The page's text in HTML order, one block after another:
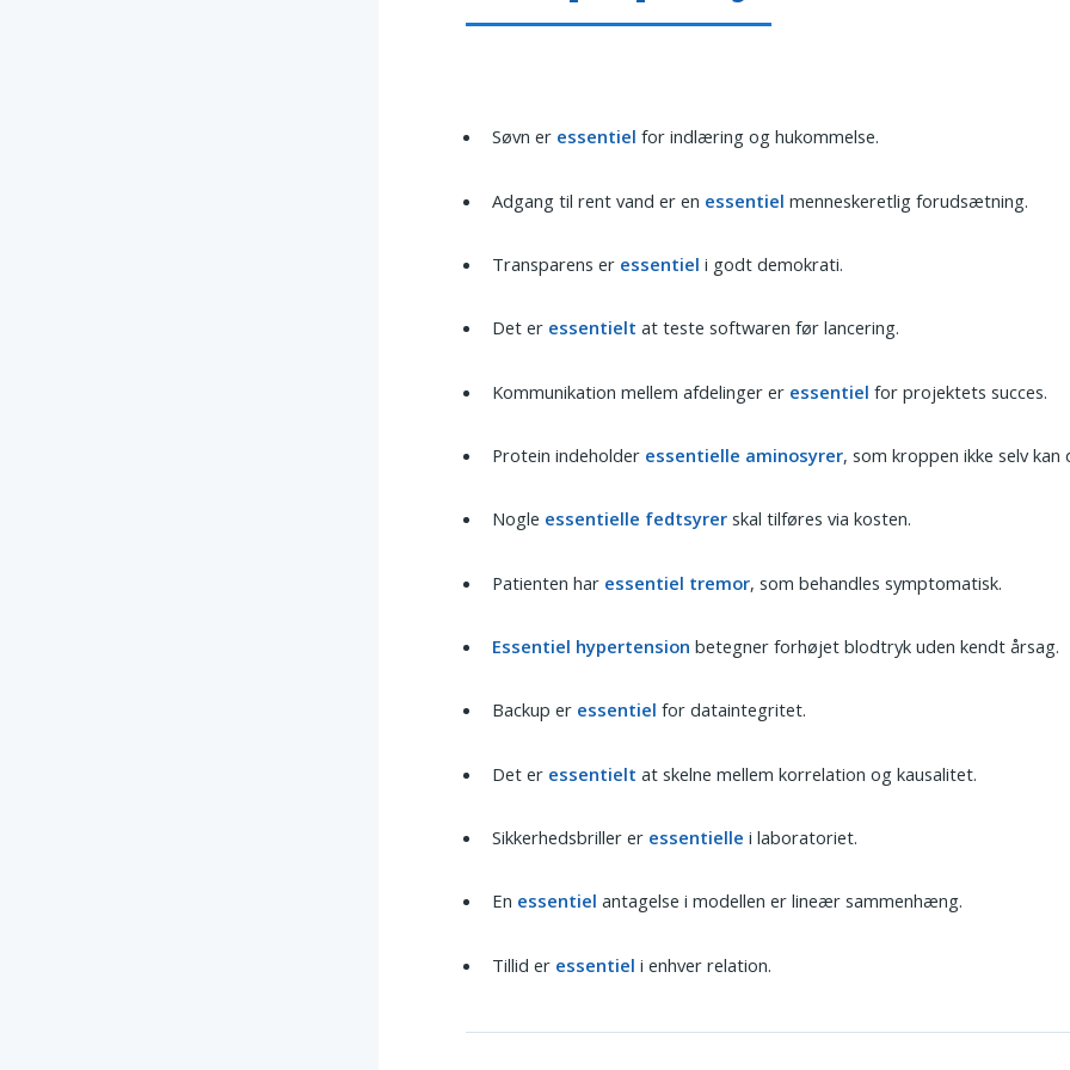
Søvn er essentiel for indlæring og hukommelse.
Adgang til rent vand er en essentiel menneskeretlig forudsætning.
Transparens er essentiel i godt demokrati.
Det er essentielt at teste softwaren før lancering.
Kommunikation mellem afdelinger er essentiel for projektets succes.
Protein indeholder essentielle aminosyrer, som kroppen ikke selv kan
Nogle essentielle fedtsyrer skal tilføres via kosten.
Patienten har essentiel tremor, som behandles symptomatisk.
Essentiel hypertension betegner forhøjet blodtryk uden kendt årsag.
Backup er essentiel for dataintegritet.
Det er essentielt at skelne mellem korrelation og kausalitet.
Sikkerhedsbriller er essentielle i laboratoriet.
En essentiel antagelse i modellen er lineær sammenhæng.
Tillid er essentiel i enhver relation.